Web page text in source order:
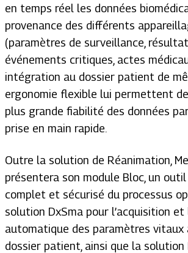
en temps réel les données
provenance des différents
(paramètres de surveillance,
événements critiques, actes
intégration au dossier patient de
ergonomie flexible lui permettent
plus grande fiabilité des données
prise en main rapide.
Outre la solution de Réanimation,
présentera son module Bloc, un
complet et sécurisé du processus
solution DxSma pour l’acquisition et
automatique des paramètres vitaux
dossier patient, ainsi que la solution